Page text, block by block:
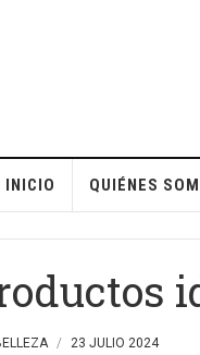
INICIO QUIÉNES
23 JULIO 2024